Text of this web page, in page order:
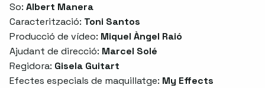
So: Albert Manera
Caracterització: Toni Santos
Producció de vídeo: Miquel Àngel Raió
Ajudant de direcció: Marcel Solé
Regidora: Gisela Guitart
Efectes especials de maquillatge: My Effects